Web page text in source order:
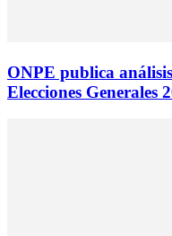
ONPE publica
Elecciones Generales